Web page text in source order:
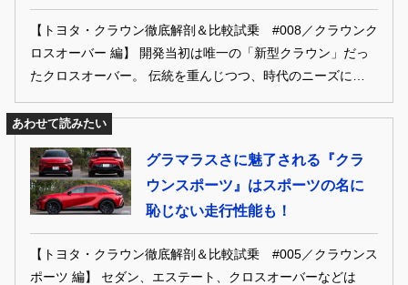
【トヨタ・クラウン徹底解剖＆比較試乗 #008／クラウンク
ロスオーバー 編】 開発当初は唯一の「新型クラウン」だっ
たクロスオーバー。 伝統を重んじつつ、時代のニーズにも応
あわせて読みたい
グラマラスさに魅了される『クラ
ウンスポーツ』はスポーツの名に
恥じない走行性能も！
【トヨタ・クラウン徹底解剖＆比較試乗 #005／クラウンス
ポーツ 編】 セダン、エステート、クロスオーバーなどは